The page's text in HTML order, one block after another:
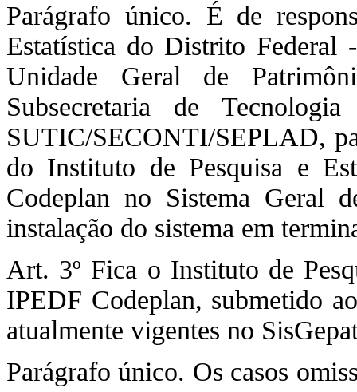
Parágrafo único. É de
Estatística do Distrito Federal
Unidade Geral de
Subsecretaria de
SUTIC/SECONTI/SEPLAD,
do Instituto de Pesquisa e
Codeplan no Sistema Geral
instalação do sistema em
Art. 3º Fica o Instituto de
IPEDF Codeplan, submetido
atualmente vigentes no
Parágrafo único. Os casos